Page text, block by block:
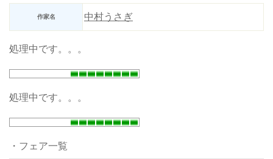
作家名 中村うさぎ
処理中です。。。
処理中です。。。
・フェア一覧